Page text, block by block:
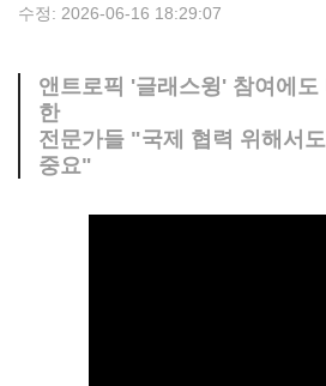
수정: 2026-06-16 18:29:07
앤트로픽 '글래스윙' 참여에도
한
전문가들 "국제 협력 위해서
중요"